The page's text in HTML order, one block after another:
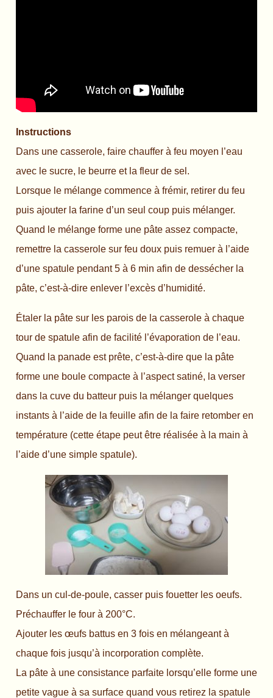
Instructions
Dans une casserole, faire chauffer à feu moyen l’eau
avec le sucre, le beurre et la fleur de sel.
Lorsque le mélange commence à frémir, retirer du feu
puis ajouter la farine d’un seul coup puis mélanger.
Quand le mélange forme une pâte assez compacte,
remettre la casserole sur feu doux puis remuer à l’aide
d’une spatule pendant 5 à 6 min afin de dessécher la
pâte, c’est-à-dire enlever l’excès d’humidité.
Étaler la pâte sur les parois de la casserole à chaque
tour de spatule afin de facilité l’évaporation de l’eau.
Quand la panade est prête, c’est-à-dire que la pâte
forme une boule compacte à l’aspect satiné, la verser
dans la cuve du batteur puis la mélanger quelques
instants à l’aide de la feuille afin de la faire retomber en
température (cette étape peut être réalisée à la main à
l’aide d’une simple spatule).
Dans un cul-de-poule, casser puis fouetter les oeufs.
Préchauffer le four à 200°C.
Ajouter les œufs battus en 3 fois en mélangeant à
chaque fois jusqu’à incorporation complète.
La pâte à une consistance parfaite lorsqu’elle forme une
petite vague à sa surface quand vous retirez la spatule